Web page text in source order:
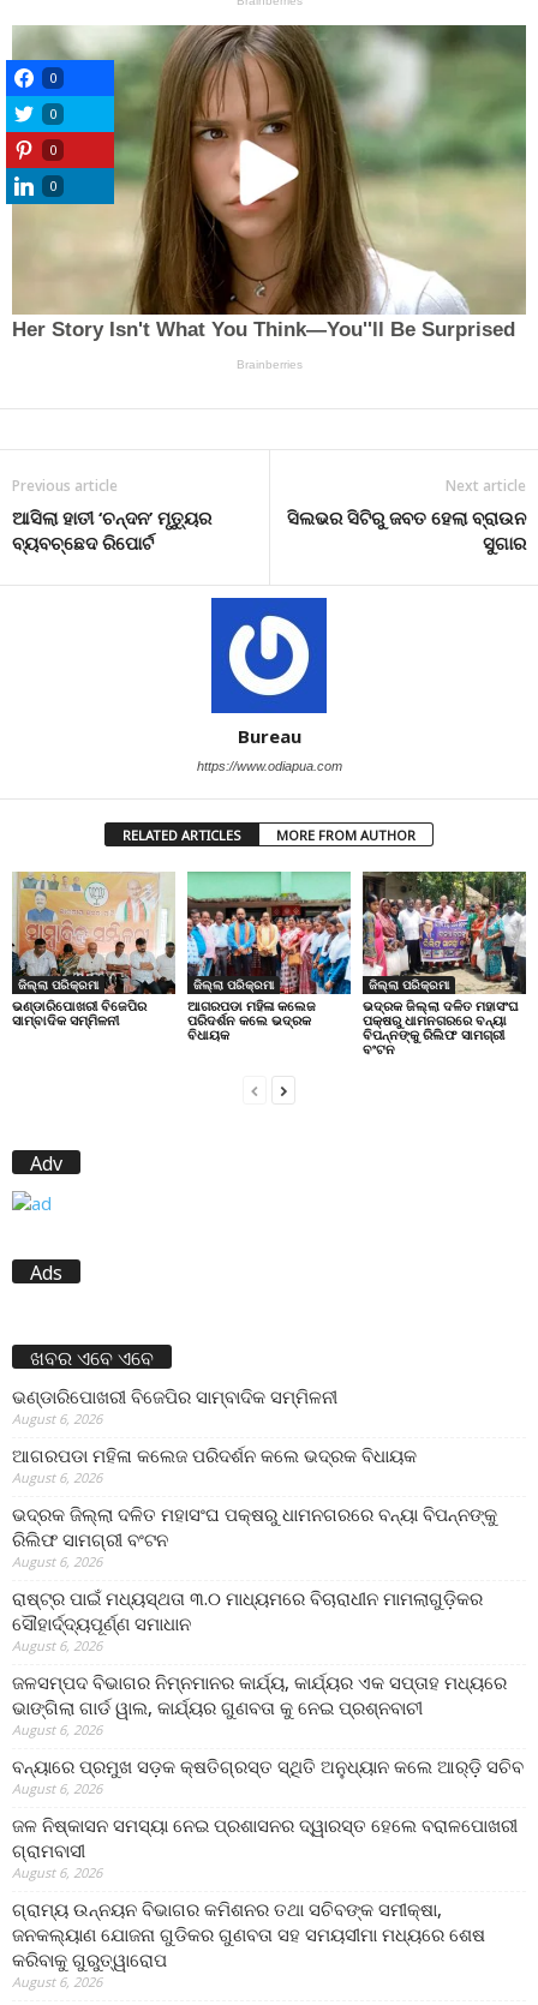
Previous article
ଆସିଲା ହାତୀ ‘ଚନ୍ଦନ’ ମୃତ୍ୟୁର
ବ୍ୟବଚ୍ଛେଦ ରିପୋର୍ଟ
Next article
ସିଲଭର ସିଟିରୁ ଜବତ ହେଲା ବ୍ରାଉନ
ସୁଗାର
Bureau
https://www.odiapua.com
RELATED ARTICLES MORE FROM AUTHOR
ଜିଲ୍ଲା ପରିକ୍ରମା
ଭଣ୍ଡାରିପୋଖରୀ ବିଜେପିର
ସାମ୍ବାଦିକ ସମ୍ମିଳନୀ
ଜିଲ୍ଲା ପରିକ୍ରମା
ଆଗରପଡା ମହିଳା କଲେଜ
ପରିଦର୍ଶନ କଲେ ଭଦ୍ରକ
ବିଧାୟକ
ଜିଲ୍ଲା ପରିକ୍ରମା
ଭଦ୍ରକ ଜିଲ୍ଲା ଦଳିତ ମହାସଂଘ
ପକ୍ଷରୁ ଧାମନଗରରେ ବନ୍ୟା
ବିପନ୍ନଙ୍କୁ ରିଲିଫ ସାମଗ୍ରୀ
ବଂଟନ
Adv
Ads
ଖବର ଏବେ ଏବେ
ଭଣ୍ଡାରିପୋଖରୀ ବିଜେପିର ସାମ୍ବାଦିକ ସମ୍ମିଳନୀ
August 6, 2026
ଆଗରପଡା ମହିଳା କଲେଜ ପରିଦର୍ଶନ କଲେ ଭଦ୍ରକ ବିଧାୟକ
August 6, 2026
ଭଦ୍ରକ ଜିଲ୍ଲା ଦଳିତ ମହାସଂଘ ପକ୍ଷରୁ ଧାମନଗରରେ ବନ୍ୟା ବିପନ୍ନଙ୍କୁ
ରିଲିଫ ସାମଗ୍ରୀ ବଂଟନ
August 6, 2026
ରାଷ୍ଟ୍ର ପାଇଁ ମଧ୍ୟସ୍ଥତା ୩.୦ ମାଧ୍ୟମରେ ବିଚାରାଧୀନ ମାମଲାଗୁଡ଼ିକର
ସୌହାର୍ଦ୍ଦ୍ୟପୂର୍ଣ୍ଣ ସମାଧାନ
August 6, 2026
ଜଳସମ୍ପଦ ବିଭାଗର ନିମ୍ନମାନର କାର୍ଯ୍ୟ, କାର୍ଯ୍ୟର ଏକ ସପ୍ତାହ ମଧ୍ୟରେ
ଭାଙ୍ଗିଲା ଗାର୍ଡ ୱାଲ, କାର୍ଯ୍ୟର ଗୁଣବତା କୁ ନେଇ ପ୍ରଶ୍ନବାଚୀ
August 6, 2026
ବନ୍ୟାରେ ପ୍ରମୁଖ ସଡ଼କ କ୍ଷତିଗ୍ରସ୍ତ ସ୍ଥିତି ଅନୁଧ୍ୟାନ କଲେ ଆର୍‌ଡ଼ି ସଚିବ
August 6, 2026
ଜଳ ନିଷ୍କାସନ ସମସ୍ୟା ନେଇ ପ୍ରଶାସନର ଦ୍ୱାରସ୍ତ ହେଲେ ବରାଳପୋଖରୀ
ଗ୍ରାମବାସୀ
August 6, 2026
ଗ୍ରାମ୍ୟ ଉନ୍ନୟନ ବିଭାଗର କମିଶନର ତଥା ସଚିବଙ୍କ ସମୀକ୍ଷା,
ଜନକଲ୍ୟାଣ ଯୋଜନା ଗୁଡିକର ଗୁଣବତା ସହ ସମୟସୀମା ମଧ୍ୟରେ ଶେଷ
କରିବାକୁ ଗୁରୁତ୍ୱାରୋପ
August 6, 2026
0
0
0
0